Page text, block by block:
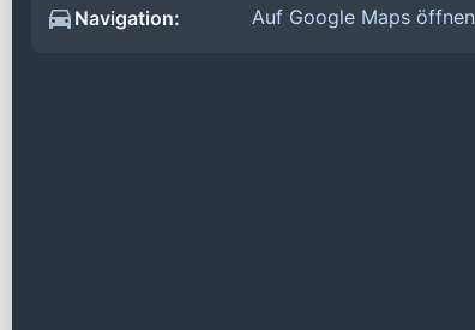
Navigation:
Auf Google Maps öffnen